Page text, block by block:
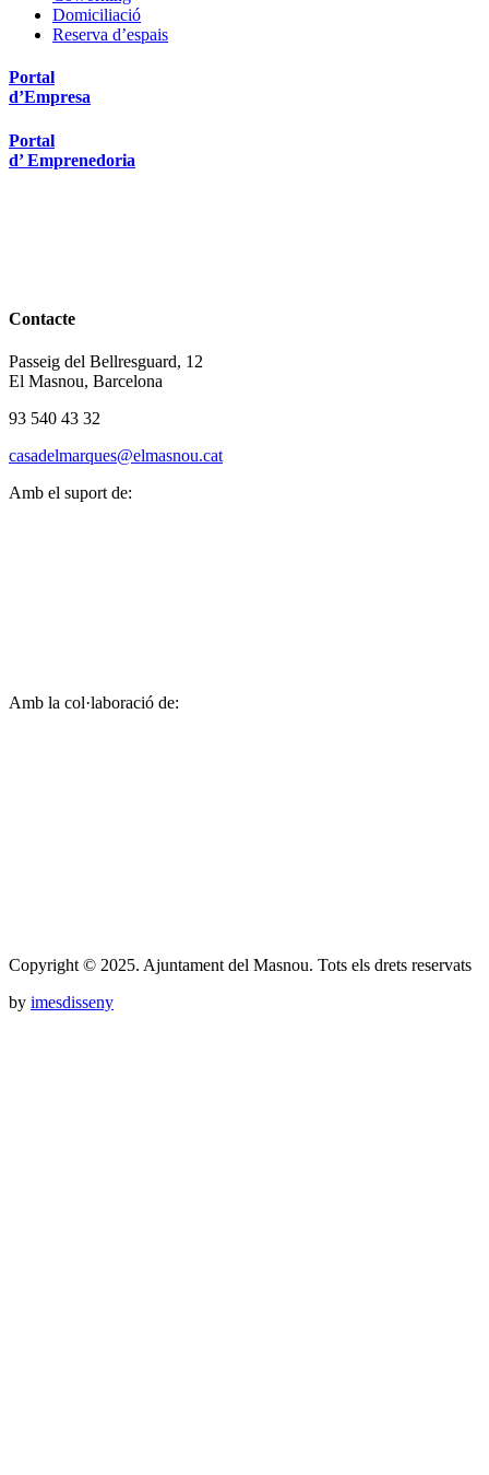
Domiciliació
Reserva d’espais
Portal
d’Empresa
Portal
d’ Emprenedoria
Contacte
Passeig del Bellresguard, 12
El Masnou, Barcelona
93 540 43 32
casadelmarques@elmasnou.cat
Amb el suport de:
Amb la col·laboració de:
Copyright © 2025. Ajuntament del Masnou. Tots els drets reservats
by imesdisseny